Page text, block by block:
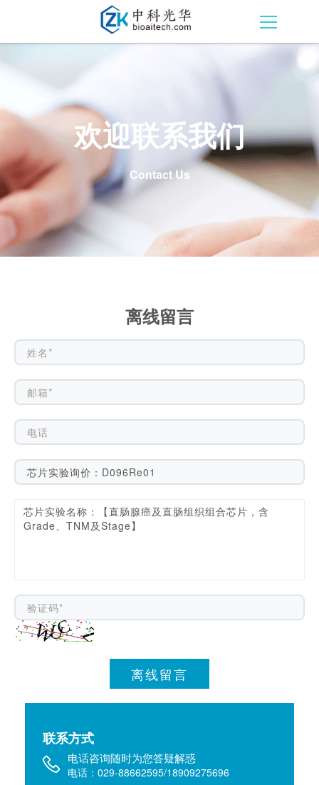
欢迎联系我们
Contact Us
离线留言
离线留言
联系方式
电话咨询随时为您答疑解惑
电话：029-88662595/18909275696